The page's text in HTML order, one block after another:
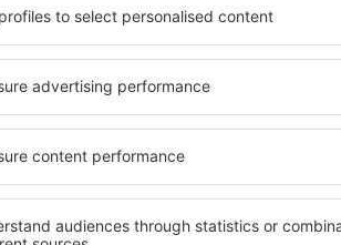
oppure un hotel con
economica? Con il
un alloggio per tutte le
desiderata e lo
di pagamento e le opzioni
si trovano proprio nel cuore
un po' più lontani dalla
più lunga, ma sono
quando c'è così tanto da
per te e inizia subito a fare
d'affari!
una
e
alle